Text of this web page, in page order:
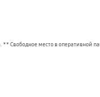
Свободное место в оперативной